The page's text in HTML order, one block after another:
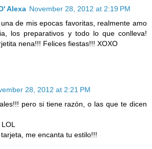
Alexa November 28, 2012 at 2:19 PM
de mis epocas favoritas, realmente amo
los preparativos y todo lo que conlleva!
nena!!! Felices fiestas!!! XOXO
28, 2012 at 2:21 PM
pero si tiene razón, o las que te dicen
me encanta tu estilo!!!